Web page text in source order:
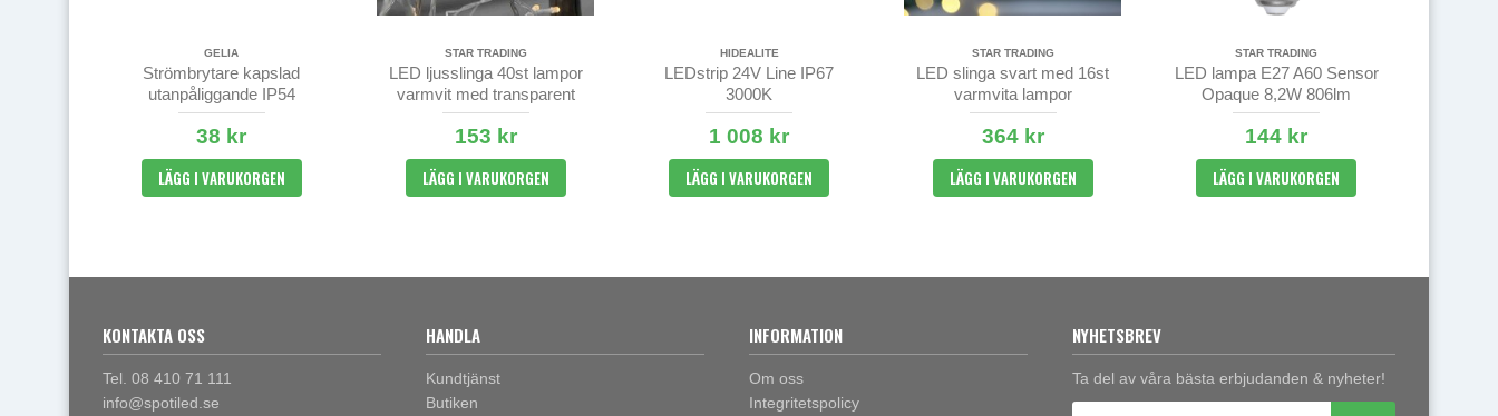
GELIA
Strömbrytare kapslad
utanpåliggande IP54
38 kr
LÄGG I VARUKORGEN
STAR TRADING
LED ljusslinga 40st lampor
varmvit med transparent
kabel
153 kr
LÄGG I VARUKORGEN
HIDEALITE
LEDstrip 24V Line IP67
3000K
1 008 kr
LÄGG I VARUKORGEN
STAR TRADING
LED slinga svart med 16st
varmvita lampor
364 kr
LÄGG I VARUKORGEN
STAR TRADING
LED lampa E27 A60 Sensor
Opaque 8,2W 806lm
144 kr
LÄGG I VARUKORGEN
KONTAKTA OSS
Tel. 08 410 71 111
info@spotiled.se
HANDLA
Kundtjänst
Butiken
INFORMATION
Om oss
Integritetspolicy
NYHETSBREV
Ta del av våra bästa erbjudanden & nyheter!